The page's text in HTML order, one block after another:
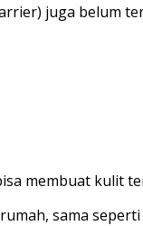
juga belum
membuat kulit
sama